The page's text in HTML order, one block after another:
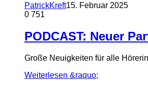
PatrickKreft15. Februar 2025
0 751
PODCAST: Neuer
Große Neuigkeiten für alle
Weiterlesen &raquo;